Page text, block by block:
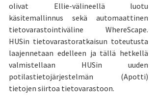
olivat Ellie-välineellä luotu
käsitemallinnus sekä automaattinen
tietovarastointiväline WhereScape.
HUSin tietovarastoratkaisun toteutusta
laajennetaan edelleen ja tällä hetkellä
valmistellaan HUSin uuden
potilastietojärjestelmän (Apotti)
tietojen siirtoa tietovarastoon.